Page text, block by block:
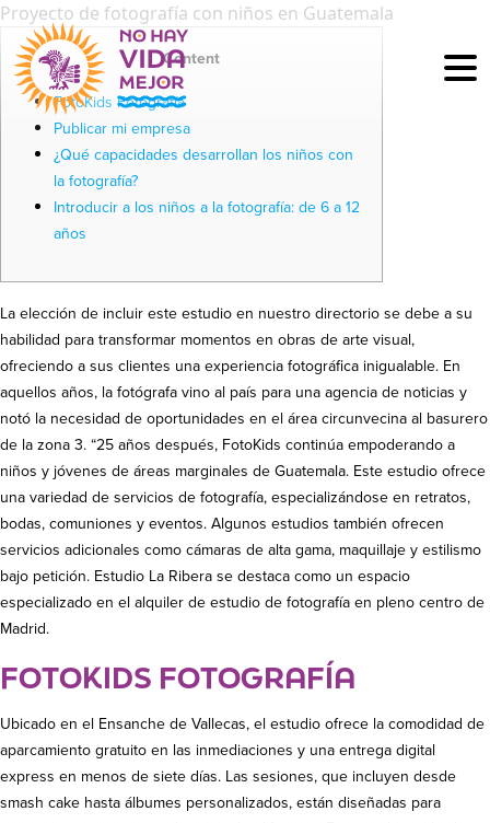
Proyecto de fotografía con niños en Guatemala
Content
FotoKids Fotografía
Publicar mi empresa
¿Qué capacidades desarrollan los niños con
la fotografía?
Introducir a los niños a la fotografía: de 6 a 12
años
La elección de incluir este estudio en nuestro directorio se debe a su
habilidad para transformar momentos en obras de arte visual,
ofreciendo a sus clientes una experiencia fotográfica inigualable. En
aquellos años, la fotógrafa vino al país para una agencia de noticias y
notó la necesidad de oportunidades en el área circunvecina al basurero
de la zona 3. “25 años después, FotoKids continúa empoderando a
niños y jóvenes de áreas marginales de Guatemala. Este estudio ofrece
una variedad de servicios de fotografía, especializándose en retratos,
bodas, comuniones y eventos. Algunos estudios también ofrecen
servicios adicionales como cámaras de alta gama, maquillaje y estilismo
bajo petición. Estudio La Ribera se destaca como un espacio
especializado en el alquiler de estudio de fotografía en pleno centro de
Madrid.
FOTOKIDS FOTOGRAFÍA
Ubicado en el Ensanche de Vallecas, el estudio ofrece la comodidad de
aparcamiento gratuito en las inmediaciones y una entrega digital
express en menos de siete días. Las sesiones, que incluyen desde
smash cake hasta álbumes personalizados, están diseñadas para